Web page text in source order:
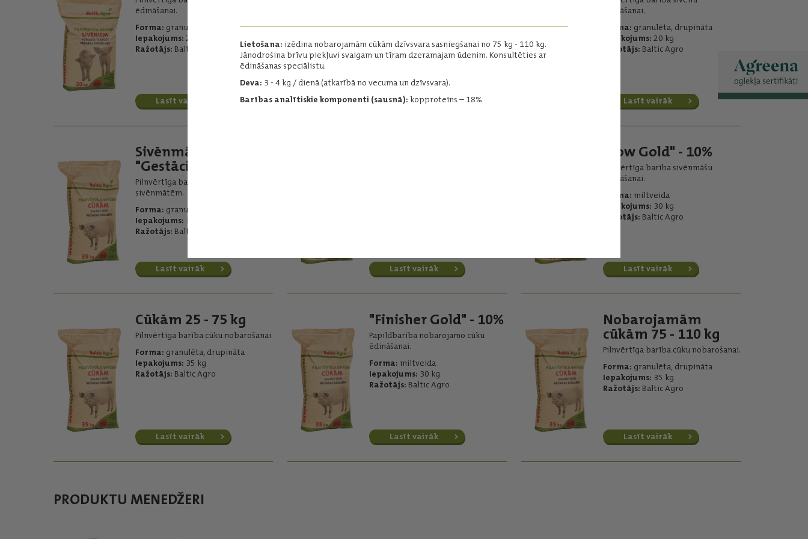
Lietošana: izēdina nobarojamām cūkām dzīvsvara sasniegšanai no 75 kg - 110 kg.
Jānodrošina brīvu piekļuvi svaigam un tīram dzeramajam ūdenim. Konsultēties ar
ēdināšanas speciālistu.
Deva: 3 - 4 kg / dienā (atkarībā no vecuma un dzīvsvara).
Barības analītiskie komponenti (sausnā): kopproteīns – 18%
ēdināšanai.
Forma: granulēta, drupināta
Iepakojums: 20 kg
Ražotājs: Baltic Agro
Lasīt vairāk
Forma:miltveida
Ražotājs:Baltic Agro
Lasīt vairāk
ēdināšanai.
Forma: granulēta, drupināta
Iepakojums: 20 kg
Ražotājs: Baltic Agro
Lasīt vairāk
Sivēnmātēm
"Gestācija"
Pilnvērtīga barība grūsnām
sivēnmātēm.
Forma: granulēta, drupināta
Iepakojums: 35 kg
Ražotājs: Baltic Agro
Lasīt vairāk Lasīt vairāk
"Sow Gold" - 10%
Pilnvērtīga barība sivēnmāšu
ēdināšanai.
Forma: miltveida
Iepakojums: 30 kg
Ražotājs: Baltic Agro
Lasīt vairāk
Cūkām 25 - 75 kg
Pilnvērtīga barība cūku nobarošanai.
Forma: granulēta, drupināta
Iepakojums: 35 kg
Ražotājs: Baltic Agro
Lasīt vairāk
"Finisher Gold" - 10%
Papildbarība nobarojamo cūku
ēdināšanai.
Forma: miltveida
Iepakojums: 30 kg
Ražotājs: Baltic Agro
Lasīt vairāk
Nobarojamām
cūkām 75 - 110 kg
Pilnvērtīga barība cūku nobarošanai.
Forma: granulēta, drupināta
Iepakojums: 35 kg
Ražotājs: Baltic Agro
Lasīt vairāk
PRODUKTU MENEDŽERI